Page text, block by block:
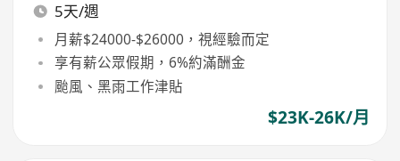
5天/週
月薪$24000-$26000，視經驗而定
享有薪公眾假期，6%約滿酬金
颱風、黑雨工作津貼
$23K-26K/月